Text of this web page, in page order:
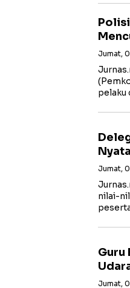
Jumat,
pelaku
Jumat,
nilai-
Guru
Jumat,